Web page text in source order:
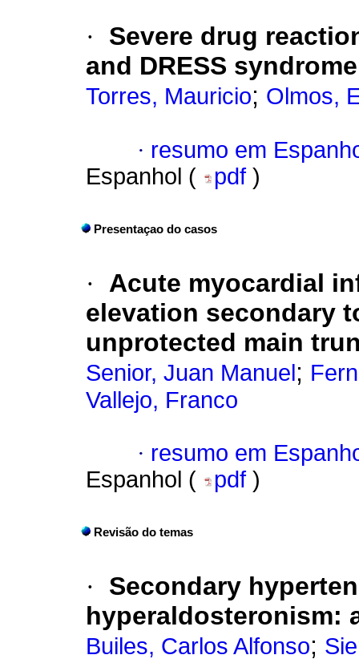
·
Severe drug
and DRESS syndrome
Torres, Mauricio; Olmos,
· resumo em
Espanhol (
pdf )
Presentaçao do casos
·
Acute myocardial
elevation secondary
unprotected main
Senior, Juan Manuel ;
Vallejo, Franco
· resumo em
Espanhol (
pdf )
Revisão do temas
·
Secondary
hyperaldosteronism:
Builes, Carlos Alfonso;